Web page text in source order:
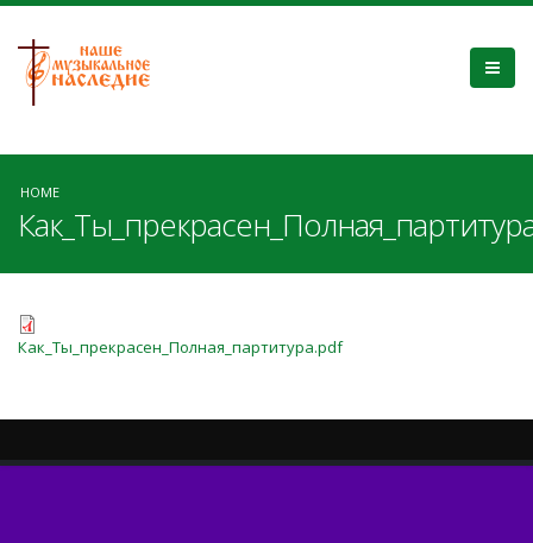
HOME
Как_Ты_прекрасен_Полная_партитура.pdf